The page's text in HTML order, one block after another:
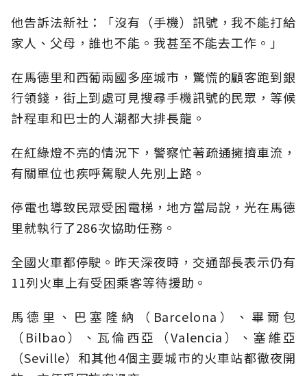
他告訴法新社：「沒有（手機）訊號，我不能打給
家人、父母，誰也不能。我甚至不能去工作。」
在馬德里和西葡兩國多座城市，驚慌的顧客跑到銀
行領錢，街上到處可見搜尋手機訊號的民眾，等候
計程車和巴士的人潮都大排長龍。
在紅綠燈不亮的情況下，警察忙著疏通擁擠車流，
有關單位也疾呼駕駛人先別上路。
停電也導致民眾受困電梯，地方當局說，光在馬德
里就執行了286次協助任務。
全國火車都停駛。昨天深夜時，交通部長表示仍有
11列火車上有受困乘客等待援助。
馬德里、巴塞隆納（Barcelona）、畢爾包
（Bilbao）、瓦倫西亞（Valencia）、塞維亞
（Seville）和其他4個主要城市的火車站都徹夜開